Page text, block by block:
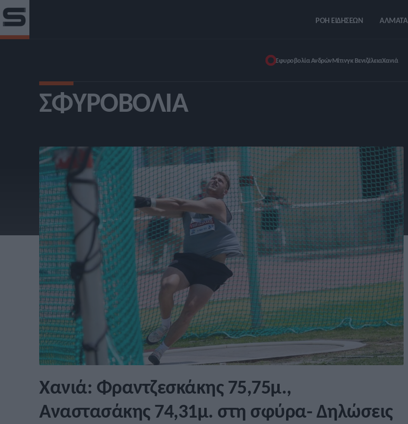
ΡΟΗ ΕΙΔΗΣΕΩΝ ΑΛΜΑΤΑ
Σφυροβολία ΑνδρώνΜίτινγκ ΒενιζέλειαΧανιά
ΣΦΥΡΟΒΟΛΊΑ
Χανιά: Φραντζεσκάκης 75,75μ.,
Αναστασάκης 74,31μ. στη σφύρα- Δηλώσεις